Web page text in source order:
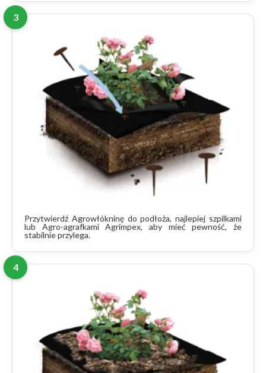
3
Przytwierdź Agrowłókninę do podłoża, najlepiej szpilkami
lub Agro-agrafkami Agrimpex, aby mieć pewność, że
stabilnie przylega.
4